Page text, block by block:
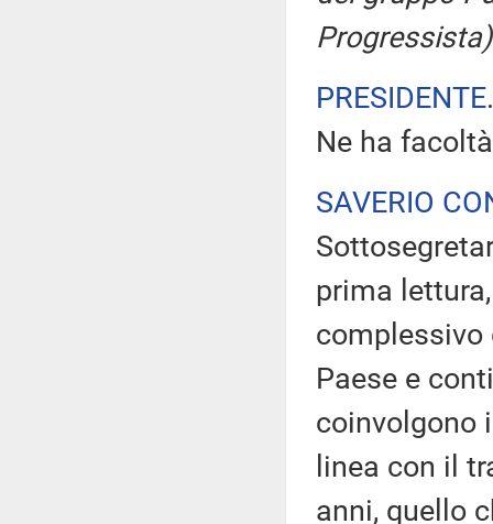
Progressista)
PRESIDENTE
Ne ha
SAVERIO
prima
Paese e
coinvolgono
linea con il
anni, quello